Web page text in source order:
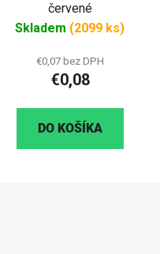
červené
Skladem (2099 ks)
€0,07 bez DPH
€0,08
DO KOŠÍKA